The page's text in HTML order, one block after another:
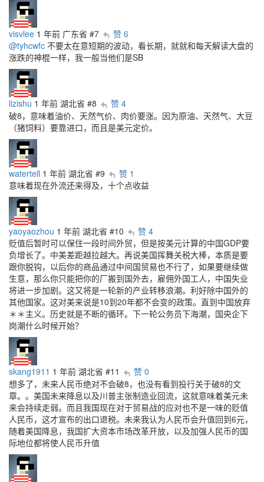
visvlee 1 年前 广东省 #7
赞 6
@tyhcwfc 不要太在意短期的波动，看长期，就就和每天解读大盘的
涨跌的神棍一样，我一般当他们是SB
lizishu 1 年前 湖北省 #8
赞 4
破8，意味着油价、天然气价、肉价要涨。因为原油、天然气、大豆
（猪饲料）要靠进口，而且是美元定价。
watertell 1 年前 湖北省 #9
赞 1
意味着现在外流还来得及，十个点收益
yaoyaozhou 1 年前 湖北省 #10
赞 4
贬值后暂时可以保住一段时间外贸，但是按美元计算的中国GDP要
负增长了。中美差距越拉越大。再说美国挥舞关税大棒，本质是要
跟你脱钩，以后你的商品通过中间国贸易也不行了，如果要继续做
生意，那么你只能把你的厂搬到国外去，雇佣外国工人，中国失业
将进一步加剧。这又将是一轮新的产业转移浪潮。利好除中国外的
其他国家。这对美来说是10到20年都不会变的政策。直到中国放弃
＊＊主义。历史就是不断的循环。下一轮公务员下海潮，国央企下
岗潮什么时候开始？
skang1911 1 年前 湖北省 #11
赞 0
想多了，未来人民币绝对不会破8，也没有看到投行关于破8的文
章。。美国未来降息以及川普主张制造业回流，这就意味着美元未
来会持续走弱。而且我国现在对于贸易战的应对也不是一味的贬值
人民币，这才宣布的出口退税。未来我认为人民币会升值回到6元，
随着美国降息，我国扩大资本市场改革开放，以及加强人民币的国
际地位都将使人民币升值